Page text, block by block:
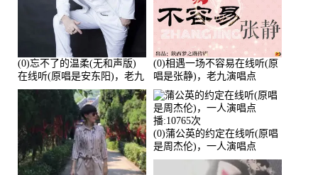
(0)忘不了的温柔(无和声版)
在线听(原唱是安东阳)，老九
演唱点播:17392次
(0)相遇一场不容易在线听(原
唱是张静)，老九演唱点
播:11453次
(0)蒲公英的约定在线听(原唱
是周杰伦)，一人演唱点
播:10765次